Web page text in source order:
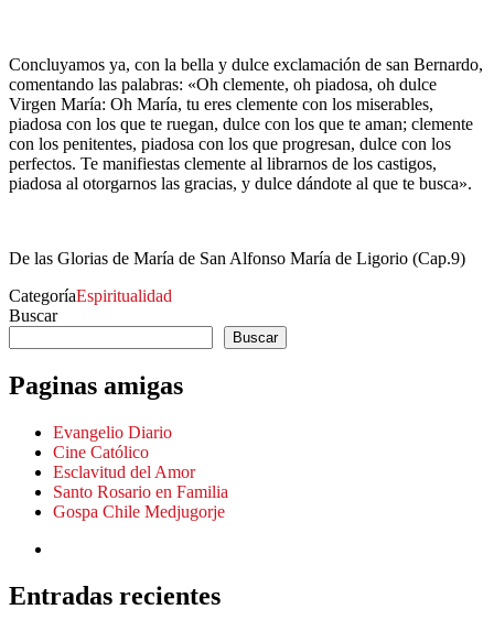
Concluyamos ya, con la bella y dulce exclamación de san Bernardo,
comentando las palabras: «Oh clemente, oh piadosa, oh dulce
Virgen María: Oh María, tu eres clemente con los miserables,
piadosa con los que te ruegan, dulce con los que te aman; clemente
con los penitentes, piadosa con los que progresan, dulce con los
perfectos. Te manifiestas clemente al librarnos de los castigos,
piadosa al otorgarnos las gracias, y dulce dándote al que te busca».
De las Glorias de María de San Alfonso María de Ligorio (Cap.9)
CategoríaEspiritualidad
Buscar
Buscar
Paginas amigas
Evangelio Diario
Cine Católico
Esclavitud del Amor
Santo Rosario en Familia
Gospa Chile Medjugorje
Entradas recientes